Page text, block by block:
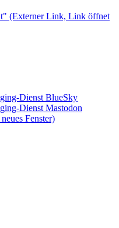
(Externer Link, Link öffnet
Dienst BlueSky
Dienst Mastodon
Fenster)